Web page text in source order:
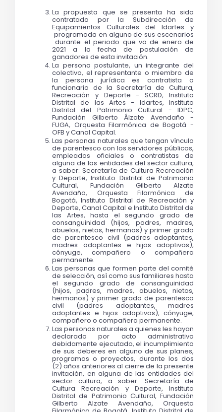
La propuesta que se presenta ha sido
contratada por la Subdirección de
Equipamientos Culturales del Idartes y
programada en alguno de sus escenarios
durante el periodo que va de enero de
2021 a la fecha de postulación de
ganadores de esta invitación.
La persona postulante, un integrante del
colectivo, el representante o miembro de
la persona jurídica es contratista o
funcionario de la Secretaría de Cultura,
Recreación y Deporte - SCRD, Instituto
Distrital de las Artes - Idartes, Instituto
Distrital del Patrimonio Cultural - IDPC,
Fundación Gilberto Álzate Avendaño -
FUGA, Orquesta Filarmónica de Bogotá -
OFB y Canal Capital.
Las personas naturales que tengan vínculo
de parentesco con los servidores públicos,
empleados oficiales o contratistas de
alguna de las entidades del sector cultura,
a saber: Secretaría de Cultura Recreación
y Deporte, Instituto Distrital de Patrimonio
Cultural, Fundación Gilberto Alzate
Avendaño, Orquesta Filarmónica de
Bogotá, Instituto Distrital de Recreación y
Deporte, Canal Capital e Instituto Distrital de
las Artes, hasta el segundo grado de
consanguinidad (hijos, padres, madres,
abuelos, nietos, hermanos) y primer grado
de parentesco civil (padres adoptantes,
madres adoptantes e hijos adoptivos),
cónyuge, compañero o compañera
permanente.
Las personas que formen parte del comité
de selección, así como sus familiares hasta
el segundo grado de consanguinidad
(hijos, padres, madres, abuelos, nietos,
hermanos) y primer grado de parentesco
civil (padres adoptantes, madres
adoptantes e hijos adoptivos), cónyuge,
compañero o compañera permanente.
Las personas naturales a quienes les hayan
declarado por acto administrativo
debidamente ejecutado, el incumplimiento
de sus deberes en alguno de sus planes,
programas o proyectos, durante los dos
(2) años anteriores al cierre de la presente
invitación, en alguna de las entidades del
sector cultura, a saber: Secretaría de
Cultura Recreación y Deporte, Instituto
Distrital de Patrimonio Cultural, Fundación
Gilberto Alzate Avendaño, Orquesta